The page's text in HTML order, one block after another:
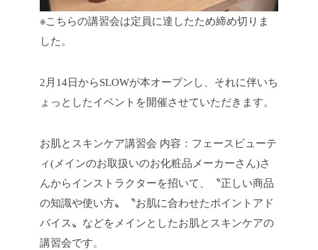
※こちらの講習会は定員に達したため締め切りま
した。
2月14日からSLOWが本オープンし、それに伴いち
ょっとしたイベントを開催させていただきます。
お肌とスキンケア講習会 内容：フェースビューテ
ィ(メインのお取扱いのお化粧品メーカーさん)さ
んからインストラクターを招いて、〝正しい商品
の知識や使い方〟〝お肌に合わせたポイントアド
バイス〟などをメインとしたお肌とスキンケアの
講習会です。